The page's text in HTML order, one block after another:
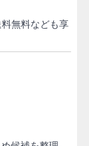
無料なども享